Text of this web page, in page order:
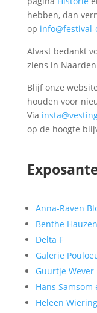
hebben, dan
op
Alvast bedankt
ziens in
Blijf onze
houden voor
Via
op de hoogte
Anna-Raven
Benthe
Delta F
Galerie
Guurtje Wever
Hans Samsom
Heleen Wiering